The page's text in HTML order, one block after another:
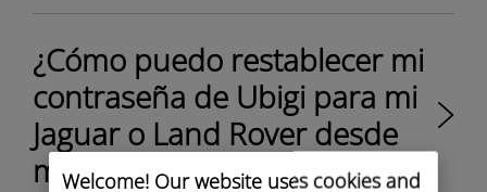
Welcome! Our website uses cookies and
¿Cómo puedo restablecer mi
contraseña de Ubigi para mi
Jaguar o Land Rover desde
mi iPhone/iPad?